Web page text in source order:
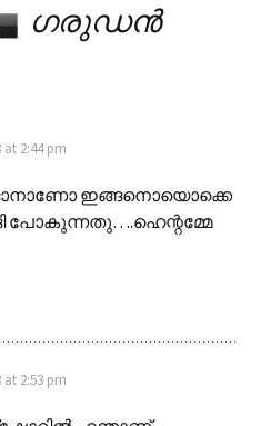
ഗരുഡന്‍
at 2:44 pm
ഇങ്ങനൊയൊക്കെ
പോകുന്നതു….ഹെന്റമ്മേ
at 2:53 pm